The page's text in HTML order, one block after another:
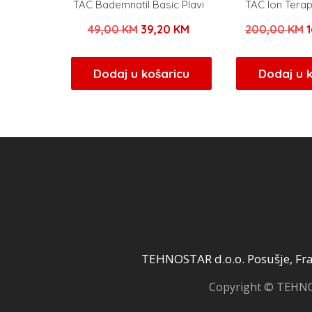
TAC Bademnatil Basic Plavi
49,00KM Izvorna
bila
je:
39,20 KMTrenutna
je:
39,20 KM.
Dodaj u košaricu
TAC Ion
200,00KM
Dodaj u
TEHNOSTAR d.o.o. Posušje,
Copyright ©